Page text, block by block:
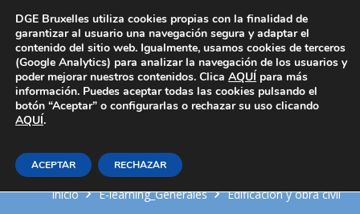
Área Privada
Representar en distintos
sistemas los planos
Inicio E-learning_Generales Edificación y obra civil
DGE Bruxelles utiliza cookies propias con la finalidad de
garantizar al usuario una navegación segura y adaptar el
contenido del sitio web. Igualmente, usamos cookies de terceros
(Google Analytics) para analizar la navegación de los usuarios y
poder mejorar nuestros contenidos. Clica AQUÍ para más
información. Puedes aceptar todas las cookies pulsando el
botón “Aceptar” o configurarlas o rechazar su uso clicando
AQUÍ.
ACEPTAR RECHAZAR